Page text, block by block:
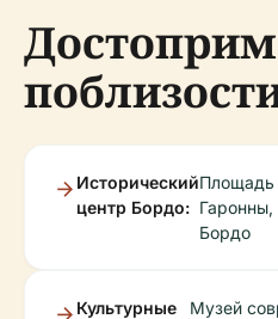
Исторический
центр Бордо:
Площадь
Бордо
Культурные
Музей